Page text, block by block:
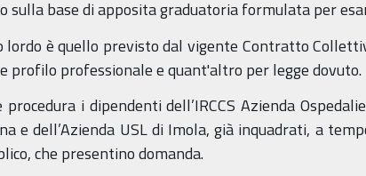
base di apposita graduatoria formulata per
è quello previsto dal vigente Contratto
profilo professionale e quant'altro per legge dovuto.
i dipendenti dell’IRCCS Azienda
e dell’Azienda USL di Imola, già inquadrati, a
che presentino domanda.